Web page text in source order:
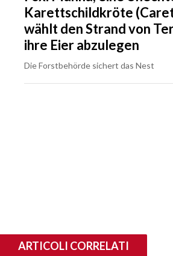
Karettschildkröte
wählt den Strand von
ihre Eier abzulegen
Die Forstbehörde sichert das Nest
ARTICOLI CORRELATI